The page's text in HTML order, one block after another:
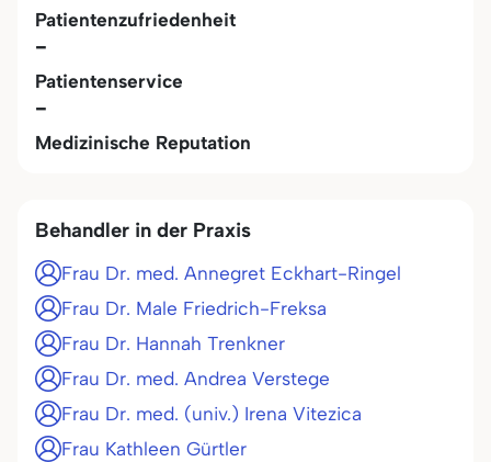
Patientenzufriedenheit
-
Patientenservice
-
Medizinische Reputation
Behandler in der Praxis
Frau Dr. med. Annegret Eckhart-Ringel
Frau Dr. Male Friedrich-Freksa
Frau Dr. Hannah Trenkner
Frau Dr. med. Andrea Verstege
Frau Dr. med. (univ.) Irena Vitezica
Frau Kathleen Gürtler